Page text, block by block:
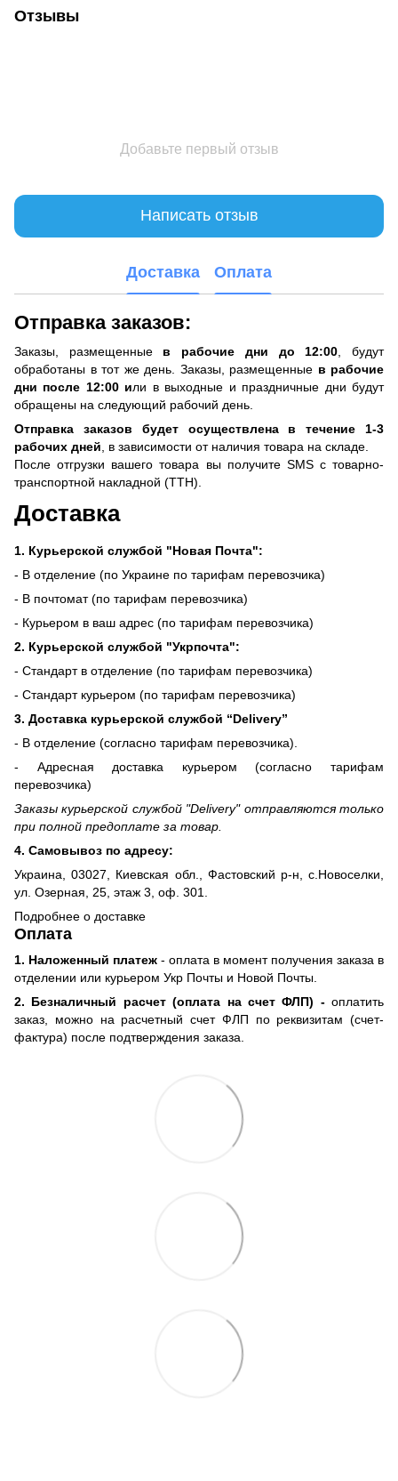
Отзывы
Добавьте первый отзыв
Написать отзыв
Доставка Оплата
Отправка заказов:
Заказы, размещенные в рабочие дни до 12:00 , будут
обработаны в тот же день. Заказы, размещенные в рабочие
дни после 12:00 или в выходные и праздничные дни будут
обращены на следующий рабочий день.
Отправка заказов будет осуществлена ​​в течение 1-3
рабочих дней , в зависимости от наличия товара на складе.
После отгрузки вашего товара вы получите SMS с товарно-
транспортной накладной (ТТН).
Доставка
1. Курьерской службой "Новая Почта":
- В отделение (по Украине по тарифам перевозчика)
- В почтомат (по тарифам перевозчика)
- Курьером в ваш адрес (по тарифам перевозчика)
2. Курьерской службой "Укрпочта":
- Стандарт в отделение (по тарифам перевозчика)
- Стандарт курьером (по тарифам перевозчика)
3. Доставка курьерской службой “Delivery”
- В отделение (согласно тарифам перевозчика).
- Адресная доставка курьером (согласно тарифам
перевозчика)
Заказы курьерской службой "Delivery" отправляются только
при полной предоплате за товар.
4. Самовывоз по адресу:
Украина, 03027, Киевская обл., Фастовский р-н, с.Новоселки,
ул. Озерная, 25, этаж 3, оф. 301.
Подробнее о доставке
Оплата
1. Наложенный платеж - оплата в момент получения заказа в
отделении или курьером Укр Почты и Новой Почты.
2. Безналичный расчет (оплата на счет ФЛП) -оплатить
заказ, можно на расчетный счет ФЛП по реквизитам (счет-
фактура) после подтверждения заказа.